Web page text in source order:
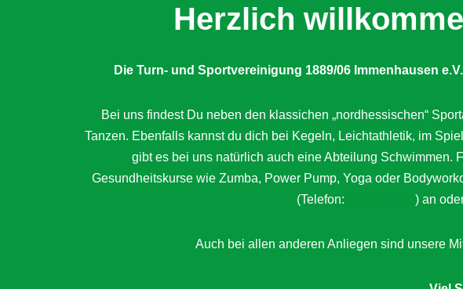
Herzlich
Die Turn- und Sportvereinigung 1889/06 Immenhausen
Bei uns findest Du neben den klassichen „nordhessischen“
Tanzen. Ebenfalls kannst du dich bei Kegeln, Leichtathletik, im
gibt es bei uns natürlich auch eine Abteilung Schwimmen.
Gesundheitskurse wie Zumba, Power Pump, Yoga oder
(Telefon:
) an
Auch bei allen anderen Anliegen sind unsere